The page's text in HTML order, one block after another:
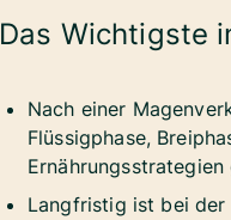
Das Wichtigste
Nach einer
Flüssigphase,
Langfristig ist bei der